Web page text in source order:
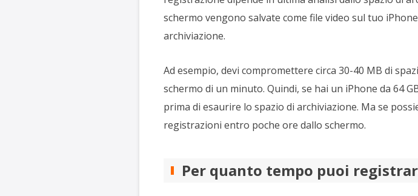
schermo vengono salvate come file video sul tuo
archiviazione.
Ad esempio, devi compromettere circa 30-40 MB di
schermo di un minuto. Quindi, se hai un iPhone da 64
prima di esaurire lo spazio di archiviazione. Ma se
registrazioni entro poche ore dallo schermo.
Per quanto tempo puoi